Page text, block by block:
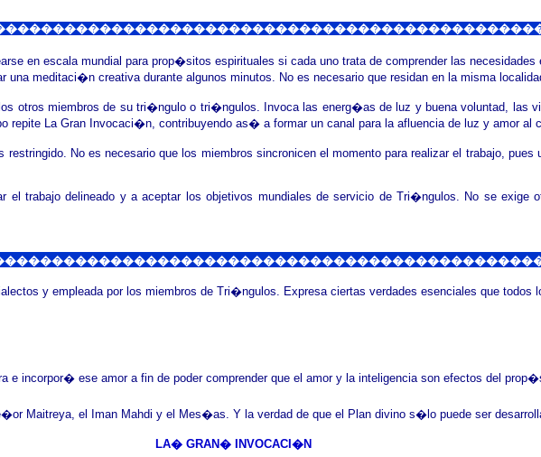
en escala mundial para prop�sitos espirituales si cada uno trata de comprender las necesidades
meditaci�n creativa durante algunos minutos. No es necesario que residan en la misma
otros miembros de su tri�ngulo o tri�ngulos. Invoca las energ�as de luz y buena voluntad,
La Gran Invocaci�n, contribuyendo as� a formar un canal para la afluencia de luz y amor al
No es necesario que los miembros sincronicen el momento para realizar el trabajo,
trabajo delineado y a aceptar los objetivos mundiales de servicio de Tri�ngulos. No se
y empleada por los miembros de Tri�ngulos. Expresa ciertas verdades esenciales que todos
e incorpor� ese amor a fin de poder comprender que el amor y la inteligencia son efectos del
Maitreya, el Iman Mahdi y el Mes�as. Y la verdad de que el Plan divino s�lo puede ser
LA� GRAN� INVOCACI�N